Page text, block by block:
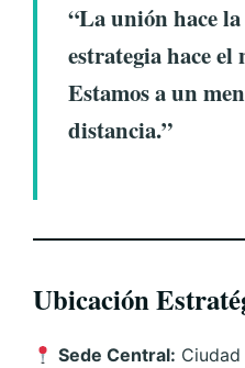
“La unión hace
estrategia hace el
Estamos a un
distancia.”
Ubicación
Sede Central: